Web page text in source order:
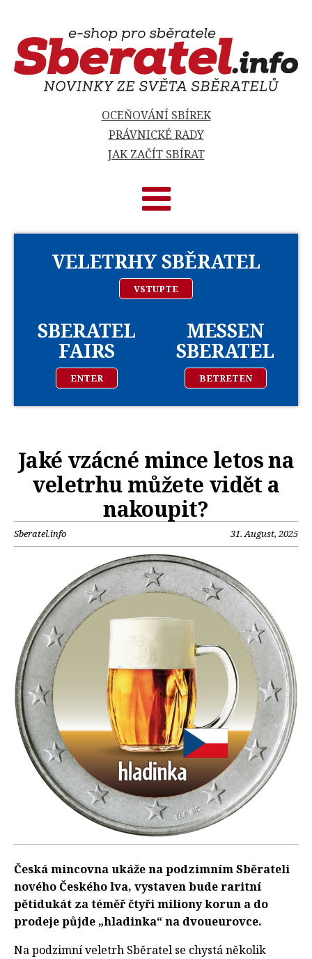
OCEŇOVÁNÍ SBÍREK
PRÁVNICKÉ RADY
JAK ZAČÍT SBÍRAT
VELETRHY SBĚRATEL
VSTUPTE
SBERATEL
FAIRS
ENTER
MESSEN
SBERATEL
BETRETEN
Jaké vzácné mince letos na
veletrhu můžete vidět a
nakoupit?
Sberatel.info 31. August, 2025
Česká mincovna ukáže na podzimním Sběrateli
nového Českého lva, vystaven bude raritní
pětidukát za téměř čtyři miliony korun a do
prodeje půjde „hladinka“ na dvoueurovce.
Na podzimní veletrh Sběratel se chystá několik